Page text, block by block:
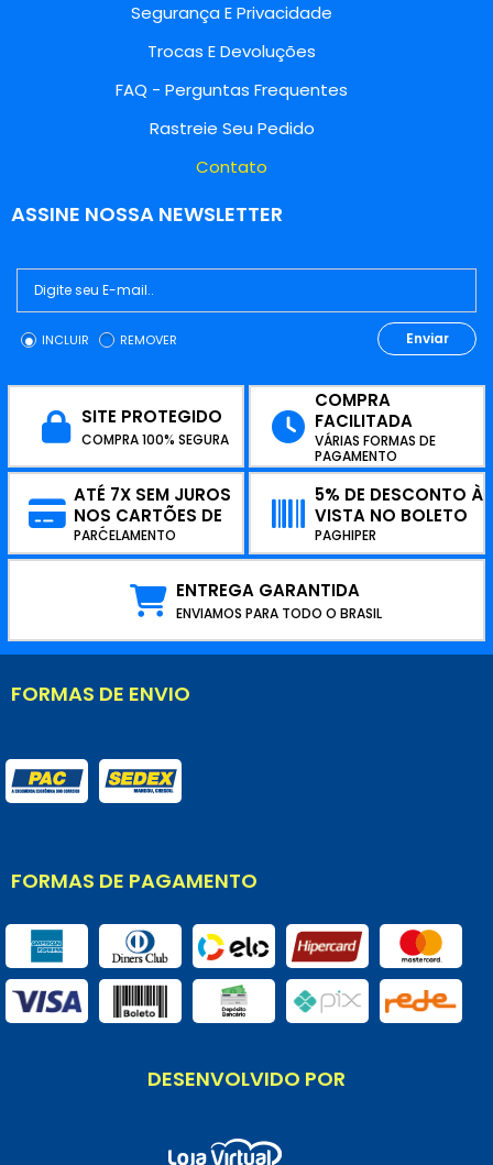
Segurança E Privacidade
Trocas E Devoluções
FAQ - Perguntas Frequentes
Rastreie Seu Pedido
Contato
ASSINE NOSSA NEWSLETTER
INCLUIR REMOVER Enviar
SITE PROTEGIDO
COMPRA 100% SEGURA
COMPRA
FACILITADA
VÁRIAS FORMAS DE
PAGAMENTO
ATÉ 7X SEM JUROS
NOS CARTÕES DE
CRÉDITO
PARCELAMENTO
5% DE DESCONTO À
VISTA NO BOLETO
PAGHIPER
ENTREGA GARANTIDA
ENVIAMOS PARA TODO O BRASIL
FORMAS DE ENVIO
FORMAS DE PAGAMENTO
DESENVOLVIDO POR